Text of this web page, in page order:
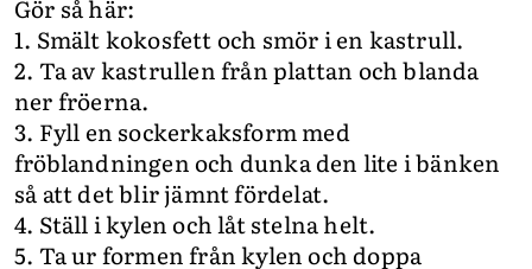
Gör så här:
1. Smält kokosfett och smör i en kastrull.
2. Ta av kastrullen från plattan och blanda
ner fröerna.
3. Fyll en sockerkaksform med
fröblandningen och dunka den lite i bänken
så att det blir jämnt fördelat.
4. Ställ i kylen och låt stelna helt.
5. Ta ur formen från kylen och doppa